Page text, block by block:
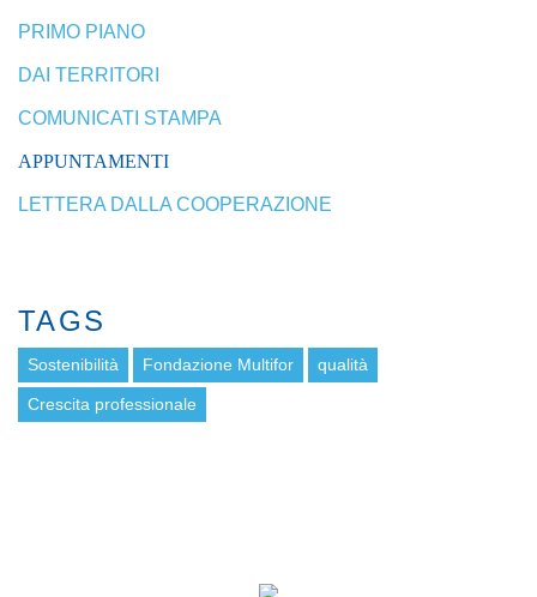
PRIMO PIANO
DAI TERRITORI
COMUNICATI STAMPA
APPUNTAMENTI
LETTERA DALLA COOPERAZIONE
TAGS
Sostenibilità Fondazione Multifor qualità
Crescita professionale